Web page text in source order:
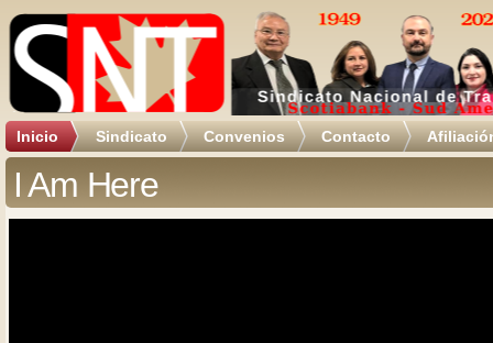
Inicio Sindicato Convenios Contacto
I Am Here